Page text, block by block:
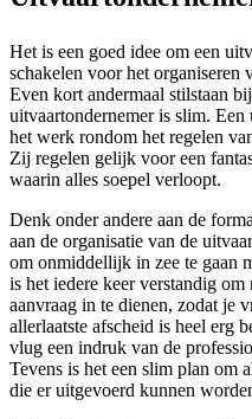
Het is een goed idee om een
schakelen voor het organiseren
Even kort andermaal stilstaan
uitvaartondernemer is slim.
het werk rondom het regelen
Zij regelen gelijk voor een
waarin alles soepel verloopt.
Denk onder andere aan de
aan de organisatie van de
om onmiddellijk in zee te gaan
is het iedere keer verstandig
aanvraag in te dienen, zodat je
allerlaatste afscheid is heel erg
vlug een indruk van de
Tevens is het een slim plan om
die er uitgevoerd kunnen